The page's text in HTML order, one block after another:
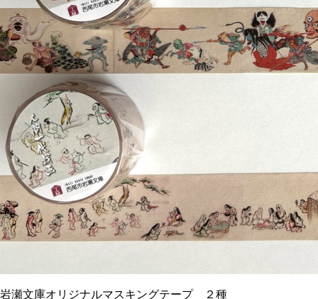
岩瀬文庫オリジナルマスキングテープ ２種